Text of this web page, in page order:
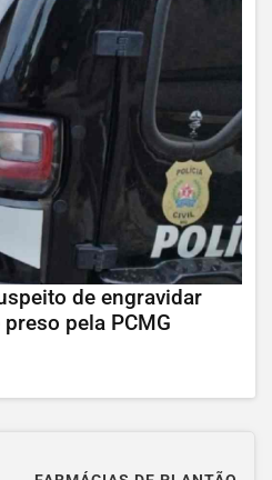
de engravidar
pela PCMG